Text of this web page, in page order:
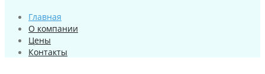
Главная
О компании
Цены
Контакты